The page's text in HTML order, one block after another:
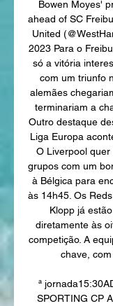
Bowen Moyes'
ahead of SC
United
2023 Para o
só a vitória
com um triunfo
alemães
terminariam a
Outro destaque
Liga Europa
O Liverpool
grupos com um
à Bélgica para
às 14h45. Os
Klopp já
diretamente às
competição. A
chave,
ª
SPORTING CP